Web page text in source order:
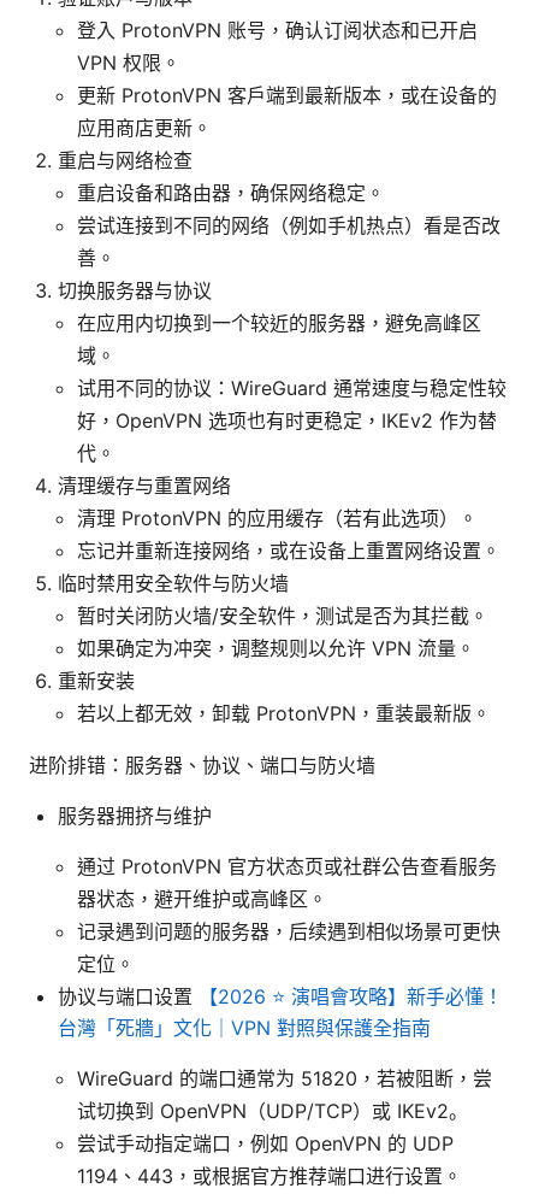
登入 ProtonVPN 账号，确认订阅状态和已开启
VPN 权限。
更新 ProtonVPN 客户端到最新版本，或在设备的
应用商店更新。
重启与网络检查
重启设备和路由器，确保网络稳定。
尝试连接到不同的网络（例如手机热点）看是否改
善。
切换服务器与协议
在应用内切换到一个较近的服务器，避免高峰区
域。
试用不同的协议：WireGuard 通常速度与稳定性较
好，OpenVPN 选项也有时更稳定，IKEv2 作为替
代。
清理缓存与重置网络
清理 ProtonVPN 的应用缓存（若有此选项）。
忘记并重新连接网络，或在设备上重置网络设置。
临时禁用安全软件与防火墙
暂时关闭防火墙/安全软件，测试是否为其拦截。
如果确定为冲突，调整规则以允许 VPN 流量。
重新安装
若以上都无效，卸载 ProtonVPN，重装最新版。
进阶排错：服务器、协议、端口与防火墙
服务器拥挤与维护
通过 ProtonVPN 官方状态页或社群公告查看服务
器状态，避开维护或高峰区。
记录遇到问题的服务器，后续遇到相似场景可更快
定位。
协议与端口设置
【2026 ⭐ 演唱會攻略】新手必懂！
台灣「死牆」文化｜VPN 對照與保護全指南
WireGuard 的端口通常为 51820，若被阻断，尝
试切换到 OpenVPN（UDP/TCP）或 IKEv2。
尝试手动指定端口，例如 OpenVPN 的 UDP
1194、443，或根据官方推荐端口进行设置。